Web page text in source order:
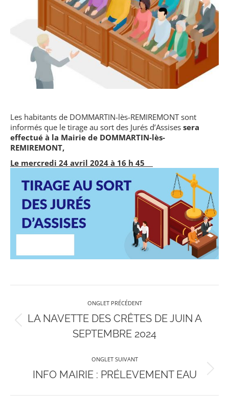
Les habitants de DOMMARTIN-lès-REMIREMONT sont
informés que le tirage au sort des Jurés d’Assises sera
effectué à la Mairie de DOMMARTIN-lès-
REMIREMONT,
Le mercredi 24 avril 2024 à 16 h 45
Navigation
de
commentaire
ONGLET PRÉCÉDENT
Onglet
précédent
LA NAVETTE DES CRÊTES DE JUIN A
SEPTEMBRE 2024
ONGLET SUIVANT
Onglet
INFO MAIRIE : PRÉLEVEMENT EAU